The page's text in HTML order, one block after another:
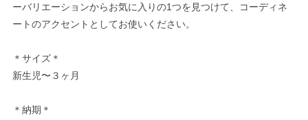
ーバリエーションからお気に入りの1つを見つけて、コーディネ
ートのアクセントとしてお使いください。
＊サイズ＊
新生児〜３ヶ月
＊納期＊